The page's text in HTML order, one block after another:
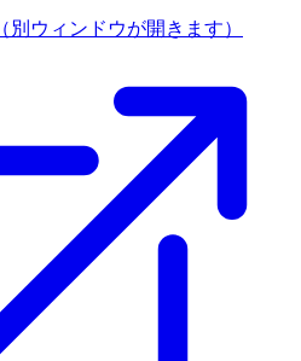
（別ウィンドウが開きます）